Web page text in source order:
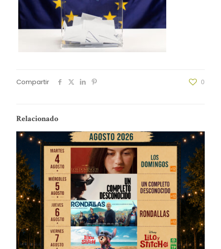
Compartir 0
Relacionado